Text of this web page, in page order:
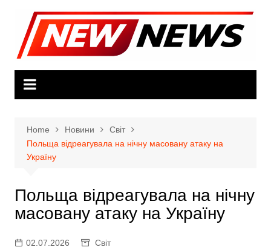
content
Home Новини
Світ
Польща відреагувала на нічну масовану атаку на
Україну
Польща відреагувала на нічну
масовану атаку на Україну
02.07.2026 Світ